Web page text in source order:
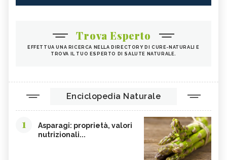
Trova Esperto
EFFETTUA UNA RICERCA NELLA DIRECTORY DI CURE-NATURALI E
TROVA IL TUO ESPERTO DI SALUTE NATURALE.
Enciclopedia Naturale
1
Asparagi: proprietà, valori
nutrizionali...